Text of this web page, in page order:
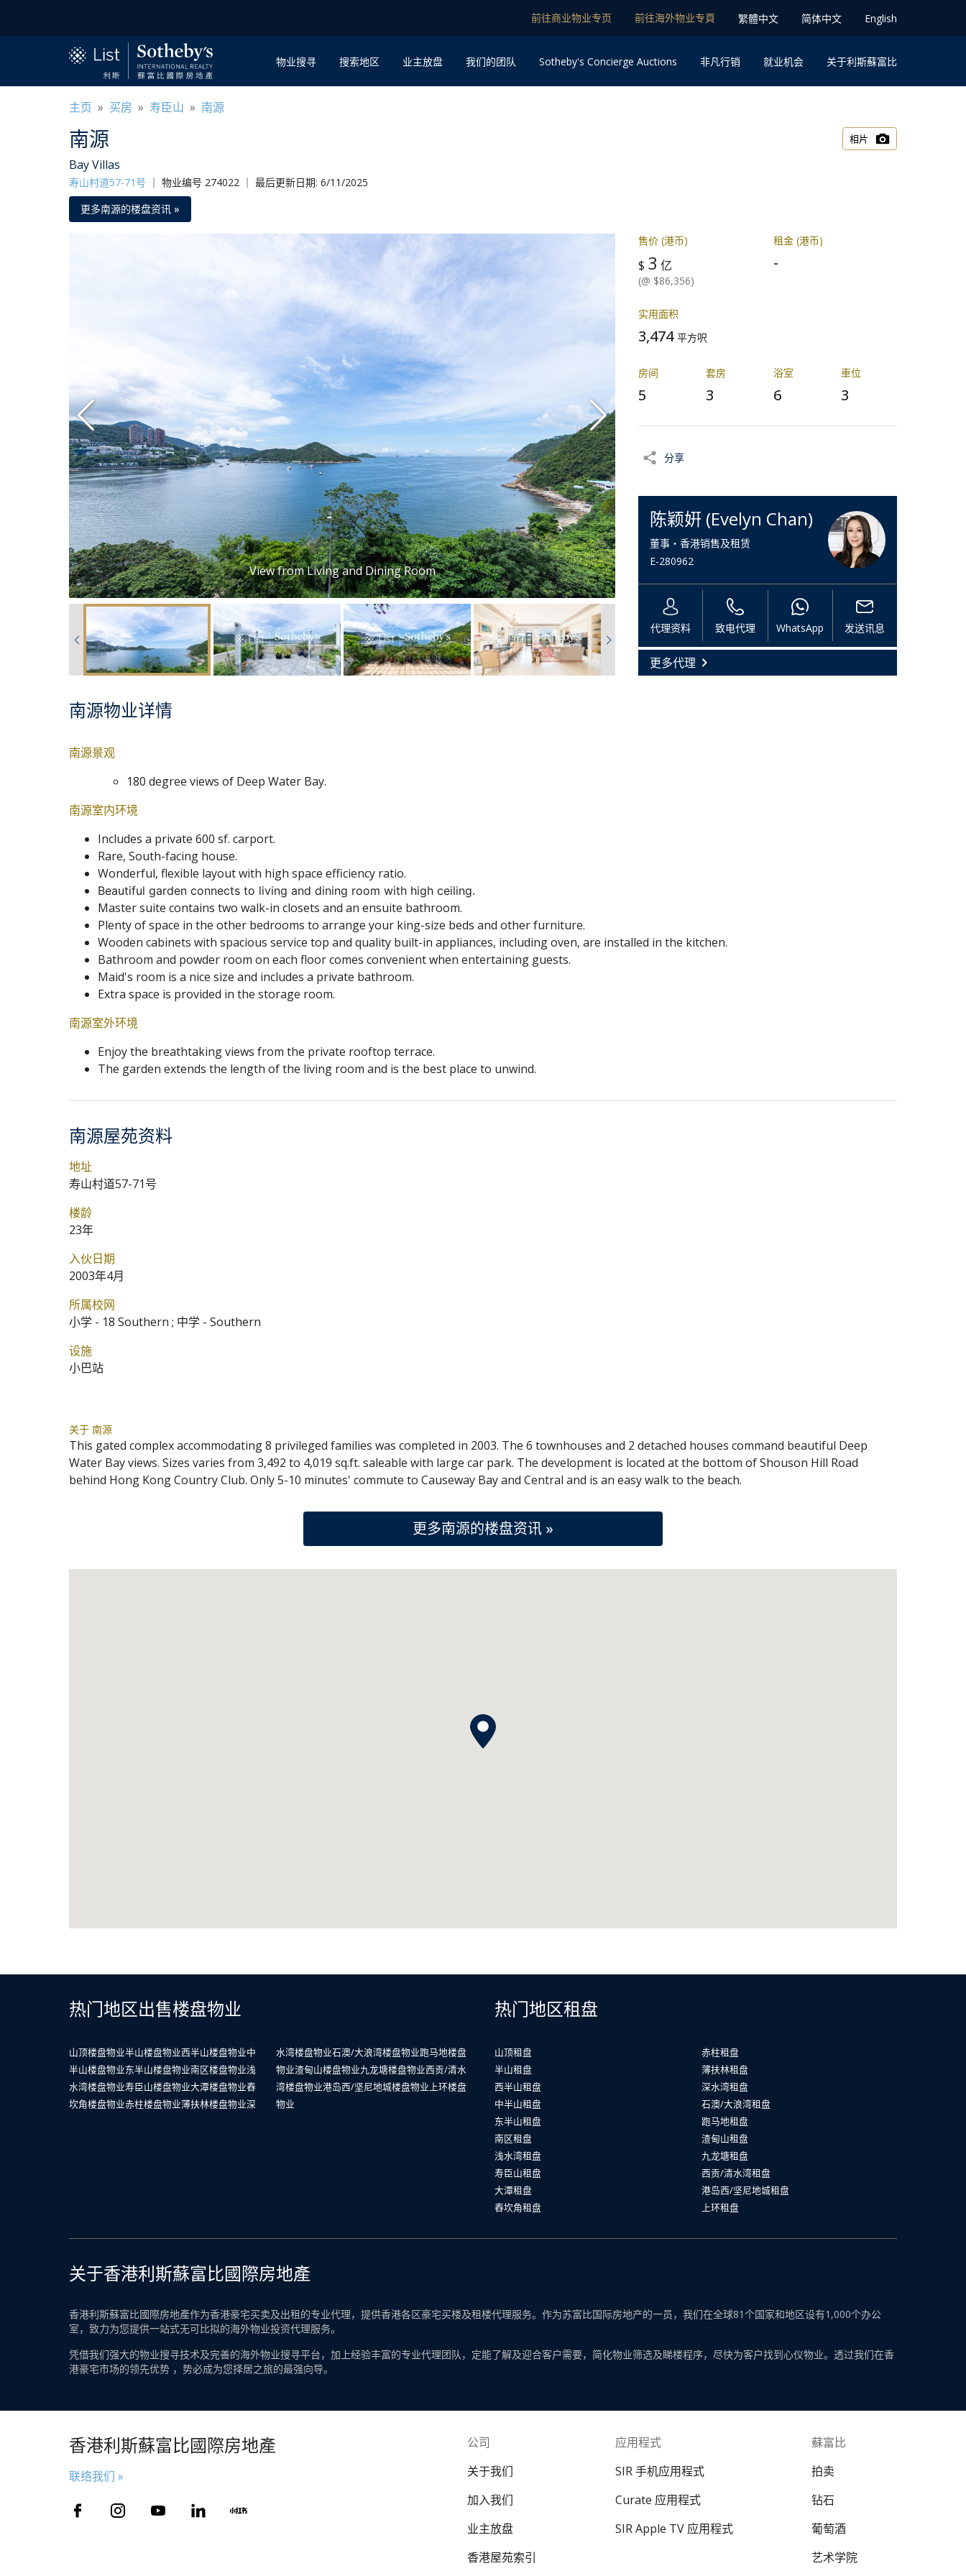
前往商业物业专页 前往海外物业专⾴ 䌓體中文 简体中⽂ English
物业搜寻 搜索地区 业主放盘 我们的团队 Sotheby's Concierge Auctions ⾮凡⾏销 就业机会 关于利斯蘇富比
主页 » 买房 » 寿臣山 » 南源
相片
南源
Bay Villas
寿山村道57-71号 ｜ 物业编号 274022 ｜ 最后更新日期: 6/11/2025
更多南源的楼盘资讯 »
售价 (港币)
$ 3 亿
(@ $86,356)
租金 (港币)
-
实用面积
3,474 平方呎
房间
5
套房
3
浴室
6
⾞位
3
分享
陈颖姸 (Evelyn Chan)
董事・香港销售及租赁
E-280962
代理资料 致电代理 WhatsApp 发送讯息
更多代理
南源物业详情
南源景观
180 degree views of Deep Water Bay.
南源室内环境
Includes a private 600 sf. carport.
Rare, South-facing house.
Wonderful, flexible layout with high space efficiency ratio.
Beautiful garden connects to living and dining room with high ceiling.
Master suite contains two walk-in closets and an ensuite bathroom.
Plenty of space in the other bedrooms to arrange your king-size beds and other furniture.
Wooden cabinets with spacious service top and quality built-in appliances, including oven, are installed in the kitchen.
Bathroom and powder room on each floor comes convenient when entertaining guests.
Maid's room is a nice size and includes a private bathroom.
Extra space is provided in the storage room.
南源室外环境
Enjoy the breathtaking views from the private rooftop terrace.
The garden extends the length of the living room and is the best place to unwind.
南源屋苑资料
地址
寿山村道57-71号
楼龄
23年
入伙日期
2003年4月
所属校网
小学 - 18 Southern ; 中学 - Southern
设施
小巴站
关于 南源
This gated complex accommodating 8 privileged families was completed in 2003. The 6 townhouses and 2 detached houses command beautiful Deep
Water Bay views. Sizes varies from 3,492 to 4,019 sq.ft. saleable with large car park. The development is located at the bottom of Shouson Hill Road
behind Hong Kong Country Club. Only 5-10 minutes' commute to Causeway Bay and Central and is an easy walk to the beach.
更多南源的楼盘资讯 »
热门地区出售楼盘物业
山顶楼盘物业半山楼盘物业西半山楼盘物业中
半山楼盘物业东半山楼盘物业南区楼盘物业浅
水湾楼盘物业寿臣山楼盘物业大潭楼盘物业舂
坎角楼盘物业赤柱楼盘物业薄扶林楼盘物业深
水湾楼盘物业石澳/大浪湾楼盘物业跑马地楼盘
物业渣甸山楼盘物业九龙塘楼盘物业西贡/清水
湾楼盘物业港岛西/坚尼地城楼盘物业 上环楼盘
物业
热门地区租盘
山顶租盘
半山租盘
西半山租盘
中半山租盘
东半山租盘
南区租盘
浅水湾租盘
寿臣山租盘
大潭租盘
舂坎角租盘
赤柱租盘
薄扶林租盘
深水湾租盘
石澳/大浪湾租盘
跑马地租盘
渣甸山租盘
九龙塘租盘
西贡/清水湾租盘
港岛西/坚尼地城租盘
上环租盘
关于香港利斯蘇富比國際房地產
香港利斯蘇富比國際房地產作为香港豪宅买卖及出租的专业代理，提供香港各区豪宅买楼及租楼代理服务。作为苏富比国际房地产的一员，我们在全球81个国家和地区设有1,000个办公
室，致力为您提供一站式无可比拟的海外物业投资代理服务。
凭借我们强大的物业搜寻技术及完善的海外物业搜寻平台，加上经验丰富的专业代理团队，定能了解及迎合客户需要，简化物业筛选及睇楼程序，尽快为客户找到心仪物业。透过我们在香
港豪宅市场的领先优势 ，势必成为您择居之旅的最强向导。
香港利斯蘇富比國際房地產
联络我们 »
公司
关于我们
加入我们
业主放盘
香港屋苑索引
应用程式
SIR 手机应用程式
Curate 应用程式
SIR Apple TV 应用程式
蘇富比
拍卖
钻石
葡萄酒
艺术学院